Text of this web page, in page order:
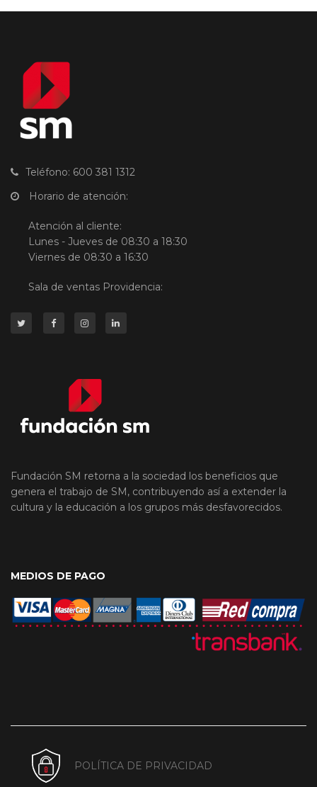
Teléfono: 600 381 1312
Horario de atención:
Atención al cliente:
Lunes - Jueves de 08:30 a 18:30
Viernes de 08:30 a 16:30
Sala de ventas Providencia:
Fundación SM retorna a la sociedad los beneficios que
genera el trabajo de SM, contribuyendo así a extender la
cultura y la educación a los grupos más desfavorecidos.
MEDIOS DE PAGO
POLÍTICA DE PRIVACIDAD